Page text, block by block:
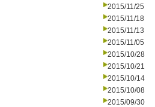
2015/11/25
2015/11/18
2015/11/13
2015/11/05
2015/10/28
2015/10/21
2015/10/14
2015/10/08
2015/09/30